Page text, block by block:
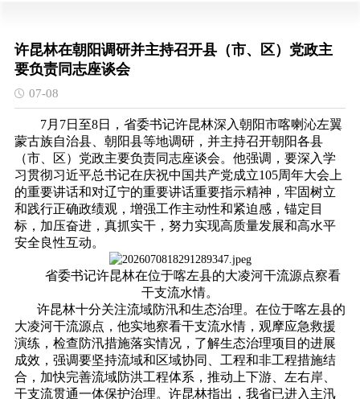
许昆林在朝阳调研并主持召开县（市、区）党政主
要负责同志座谈会
07-08
7月7日至8日，省委书记许昆林深入朝阳市喀喇沁左翼
蒙古族自治县、朝阳县等地调研，并主持召开朝阳各县
（市、区）党政主要负责同志座谈会。他强调，要深入学
习贯彻习近平总书记在庆祝中国共产党成立105周年大会上
的重要讲话和对辽宁的重要讲话重要指示精神，牢固树立
和践行正确政绩观，增强工作主动性和紧迫感，锚定目
标，加压奋进，真抓实干，努力实现高质量发展和高水平
安全良性互动。
省委书记许昆林在位于喀左县的大凌河干流源点察看
干支流水情。
许昆林十分关注流域防汛和生态治理。在位于喀左县的
大凌河干流源点，他实地察看干支流水情，观摩应急救援
演练，检查防汛措施落实情况，了解生态治理项目的进展
成效，强调要坚持流域和区域协同、工程和非工程措施结
合，加快完善流域防洪工程体系，推动上下游、左右岸、
干支流贯通一体保护治理。许昆林指出，我省已进入主汛